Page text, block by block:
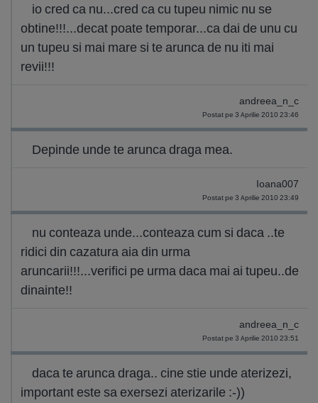
io cred ca nu...cred ca cu tupeu nimic nu se
obtine!!!...decat poate temporar...ca dai de unu cu
un tupeu si mai mare si te arunca de nu iti mai
revii!!!
andreea_n_c
Postat pe 3 Aprilie 2010 23:46
Depinde unde te arunca draga mea.
Ioana007
Postat pe 3 Aprilie 2010 23:49
nu conteaza unde...conteaza cum si daca ..te
ridici din cazatura aia din urma
aruncarii!!!...verifici pe urma daca mai ai tupeu..de
dinainte!!
andreea_n_c
Postat pe 3 Aprilie 2010 23:51
daca te arunca draga.. cine stie unde aterizezi,
important este sa exersezi aterizarile :-))